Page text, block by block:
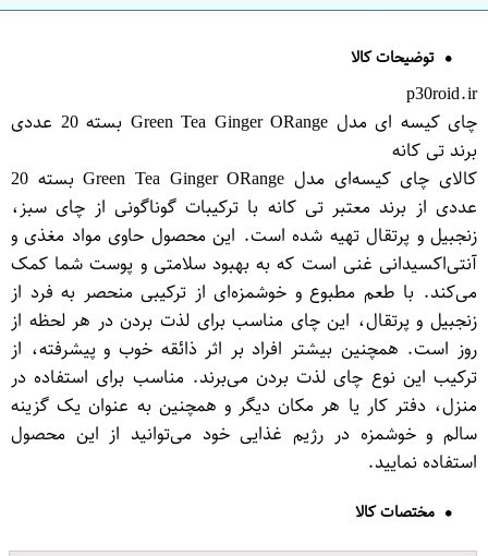
توضیحات کالا
p30roid.ir
چای کیسه‌ ای مدل Green Tea Ginger O​Range بسته 20 عددی
برند تی کانه
کالای چای کیسه‌ای مدل Green Tea Ginger O​Range بسته 20
عددی از برند معتبر تی کانه با ترکیبات گوناگونی از چای سبز،
زنجبیل و پرتقال تهیه شده است. این محصول حاوی مواد مغذی و
آنتی‌اکسیدانی غنی است که به بهبود سلامتی و پوست شما کمک
می‌کند. با طعم مطبوع و خوشمزه‌ای از ترکیبی منحصر به فرد از
زنجبیل و پرتقال، این چای مناسب برای لذت بردن در هر لحظه از
روز است. همچنین بیشتر افراد بر اثر ذائقه خوب و پیشرفته، از
ترکیب این نوع چای لذت بردن می‌برند. مناسب برای استفاده در
منزل، دفتر کار یا هر مکان دیگر و همچنین به عنوان یک گزینه
سالم و خوشمزه در رژیم غذایی خود می‌توانید از این محصول
استفاده نمایید.
مختصات کالا